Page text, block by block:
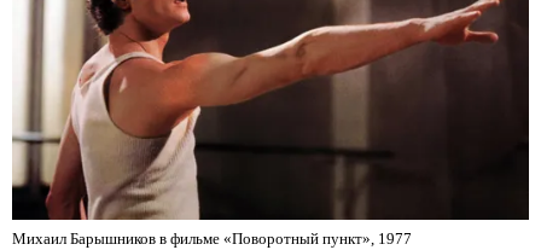
Михаил Барышников в фильме «Поворотный пункт», 1977